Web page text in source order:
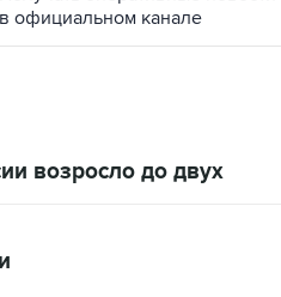
в официальном канале
возросло до двух